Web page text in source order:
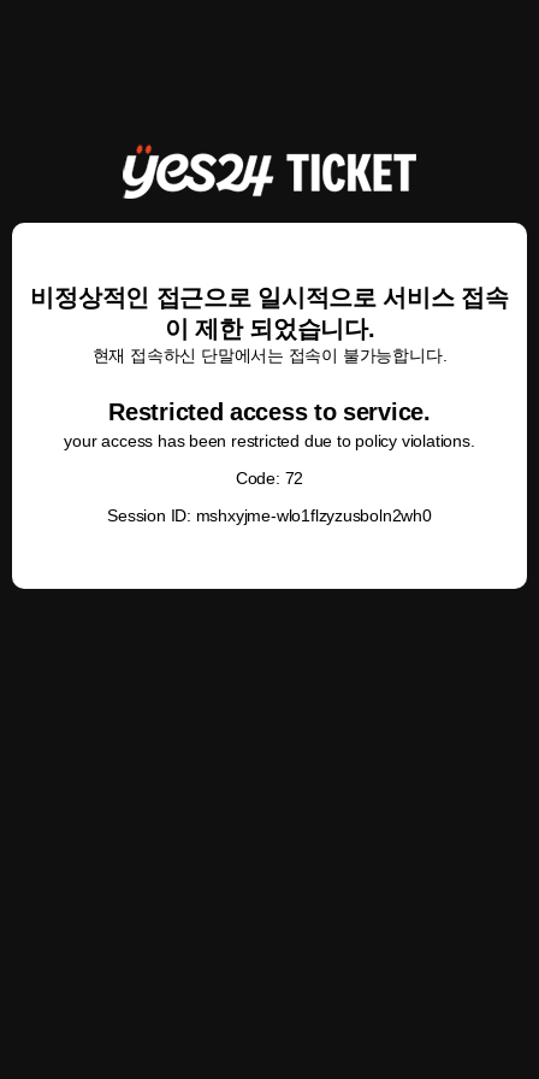
비정상적인 접근으로 일시적으로 서비스 접속
이 제한 되었습니다.
현재 접속하신 단말에서는 접속이 불가능합니다.
Restricted access to service.
your access has been restricted due to policy violations.
Code: 72
Session ID: mshxyjme-wlo1flzyzusboln2wh0